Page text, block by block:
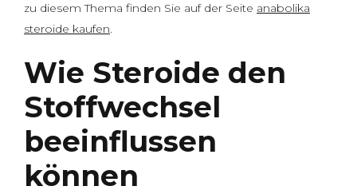
zu diesem Thema finden Sie auf der Seite anabolika
steroide kaufen.
Wie Steroide den
Stoffwechsel
beeinflussen
können